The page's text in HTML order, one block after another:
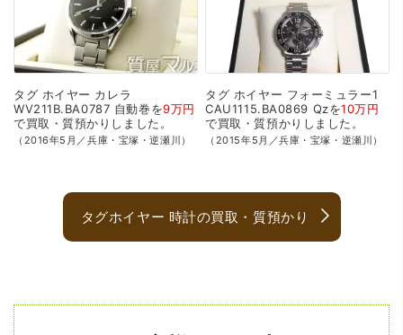
タグ ホイヤー カレラ
WV211B.BA0787 自動巻を9万円
で買取・質預かり しました。
（2016年5月／兵庫・宝塚・逆瀬川）
タグ ホイヤー フォーミュラー1
CAU1115.BA0869 Qzを10万円
で買取・質預かり しました。
（2015年5月／兵庫・宝塚・逆瀬川）
タグホイヤー 時計の買取・質預かり